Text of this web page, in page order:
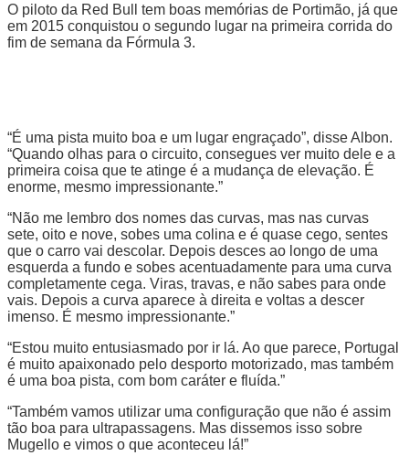
O piloto da Red Bull tem boas memórias de Portimão, já que
em 2015 conquistou o segundo lugar na primeira corrida do
fim de semana da Fórmula 3.
“É uma pista muito boa e um lugar engraçado”, disse Albon.
“Quando olhas para o circuito, consegues ver muito dele e a
primeira coisa que te atinge é a mudança de elevação. É
enorme, mesmo impressionante.”
“Não me lembro dos nomes das curvas, mas nas curvas
sete, oito e nove, sobes uma colina e é quase cego, sentes
que o carro vai descolar. Depois desces ao longo de uma
esquerda a fundo e sobes acentuadamente para uma curva
completamente cega. Viras, travas, e não sabes para onde
vais. Depois a curva aparece à direita e voltas a descer
imenso. É mesmo impressionante.”
“Estou muito entusiasmado por ir lá. Ao que parece, Portugal
é muito apaixonado pelo desporto motorizado, mas também
é uma boa pista, com bom caráter e fluída.”
“Também vamos utilizar uma configuração que não é assim
tão boa para ultrapassagens. Mas dissemos isso sobre
Mugello e vimos o que aconteceu lá!”